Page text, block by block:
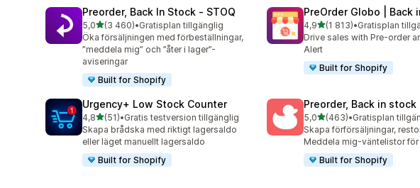
Preorder, Back In Stock ‑ STOQ
5,0av 5 stjärnor
(3 460)
3460 recensioner totalt
•Gratisplan tillgänglig
Öka försäljningen med förbeställningar,
”meddela mig” och ”åter i lager”-
aviseringar
Built for Shopify
PreOrder Globo | Back
4,9av 5 stjärnor
(1 813)
1813 recensioner totalt
•Gratisplan
Drive sales with Pre-order
Alert
Built for Shopify
Urgency+ Low Stock Counter
4,8av 5 stjärnor
(51)
51 recensioner totalt
•Gratis testversion tillgänglig
Skapa brådska med riktigt lagersaldo
eller läget manuellt lagersaldo
Built for Shopify
Preorder, Back in stock
5,0av 5 stjärnor
(463)
463 recensioner totalt
•Gratisplan
Skapa förförsäljningar,
Meddela mig-väntelistor
Built for Shopify